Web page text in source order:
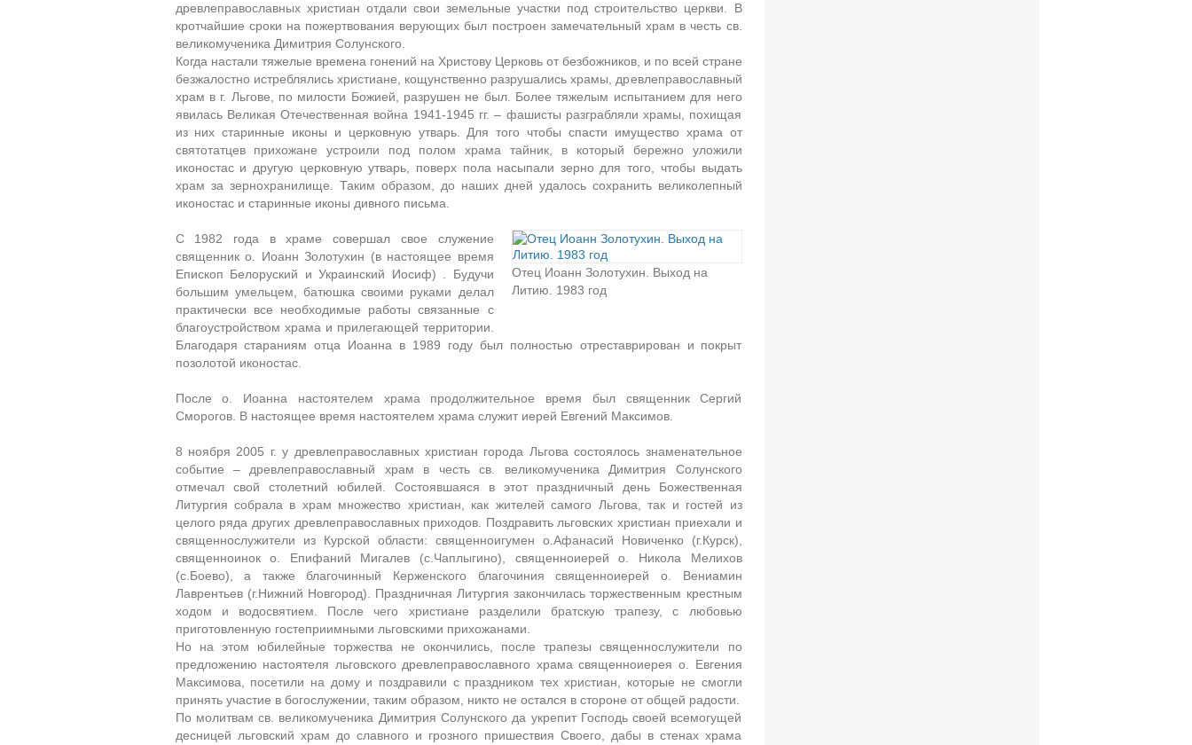
древлеправославных христиан отдали свои земельные участки под строительство церкви. В
кротчайшие сроки на пожертвования верующих был построен замечательный храм в честь св.
великомученика Димитрия Солунского.
Когда настали тяжелые времена гонений на Христову Церковь от безбожников, и по всей стране
безжалостно истреблялись христиане, кощунственно разрушались храмы, древлеправославный
храм в г. Льгове, по милости Божией, разрушен не был. Более тяжелым испытанием для него
явилась Великая Отечественная война 1941-1945 гг. – фашисты разграбляли храмы, похищая
из них старинные иконы и церковную утварь. Для того чтобы спасти имущество храма от
святотатцев прихожане устроили под полом храма тайник, в который бережно уложили
иконостас и другую церковную утварь, поверх пола насыпали зерно для того, чтобы выдать
храм за зернохранилище. Таким образом, до наших дней удалось сохранить великолепный
иконостас и старинные иконы дивного письма.
Отец Иоанн Золотухин. Выход на
Литию. 1983 год
С 1982 года в храме совершал свое служение
священник о. Иоанн Золотухин (в настоящее время
Епископ Белоруский и Украинский Иосиф) . Будучи
большим умельцем, батюшка своими руками делал
практически все необходимые работы связанные с
благоустройством храма и прилегающей территории.
Благодаря стараниям отца Иоанна в 1989 году был полностью отреставрирован и покрыт
позолотой иконостас.
После о. Иоанна настоятелем храма продолжительное время был священник Сергий
Сморогов. В настоящее время настоятелем храма служит иерей Евгений Максимов.
8 ноября 2005 г. у древлеправославных христиан города Льгова состоялось знаменательное
событие – древлеправославный храм в честь св. великомученика Димитрия Солунского
отмечал свой столетний юбилей. Состоявшаяся в этот праздничный день Божественная
Литургия собрала в храм множество христиан, как жителей самого Льгова, так и гостей из
целого ряда других древлеправославных приходов. Поздравить льговских христиан приехали и
священнослужители из Курской области: священноигумен о.Афанасий Новиченко (г.Курск),
священноинок о. Епифаний Мигалев (с.Чаплыгино), священноиерей о. Никола Мелихов
(с.Боево), а также благочинный Керженского благочиния священноиерей о. Вениамин
Лаврентьев (г.Нижний Новгород). Праздничная Литургия закончилась торжественным крестным
ходом и водосвятием. После чего христиане разделили братскую трапезу, с любовью
приготовленную гостеприимными льговскими прихожанами.
Но на этом юбилейные торжества не окончились, после трапезы священнослужители по
предложению настоятеля льговского древлеправославного храма священноиерея о. Евгения
Максимова, посетили на дому и поздравили с праздником тех христиан, которые не смогли
принять участие в богослужении, таким образом, никто не остался в стороне от общей радости.
По молитвам св. великомученика Димитрия Солунского да укрепит Господь своей всемогущей
десницей льговский храм до славного и грозного пришествия Своего, дабы в стенах храма